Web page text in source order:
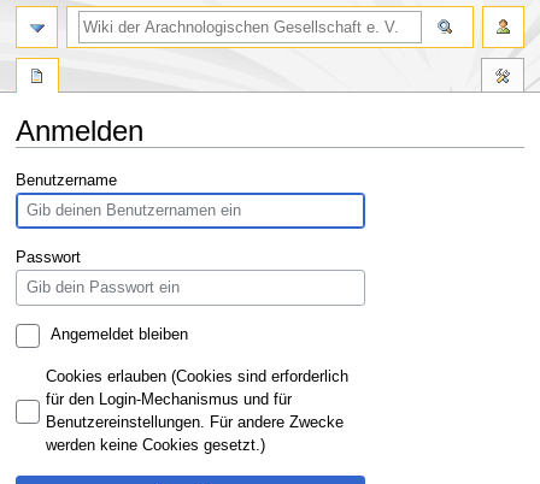
Anmelden
Zur
Navigation
springen
Zur
Suche
springen
Benutzername
Passwort
Angemeldet bleiben
Cookies erlauben (Cookies sind erforderlich
für den Login-Mechanismus und für
Benutzereinstellungen. Für andere Zwecke
werden keine Cookies gesetzt.)